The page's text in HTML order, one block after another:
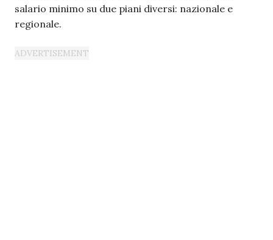
salario minimo su due piani diversi: nazionale e
regionale.